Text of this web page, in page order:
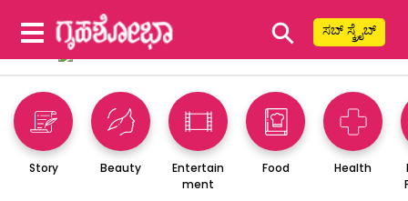
⚲ ಸಬ್ ಸ್ಕ್ರೈಬ್
Story Beauty
Entertain
ment
Food Health